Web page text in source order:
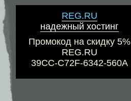
REG.RU
надежный хостинг
Промокод на скидку 5%
REG.RU
39CC-C72F-6342-560A